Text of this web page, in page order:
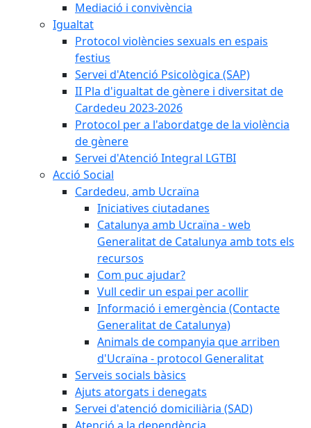
Mediació i convivència
Igualtat
Protocol violències sexuals en espais
festius
Servei d'Atenció Psicològica (SAP)
II Pla d'igualtat de gènere i diversitat de
Cardedeu 2023-2026
Protocol per a l'abordatge de la violència
de gènere
Servei d'Atenció Integral LGTBI
Acció Social
Cardedeu, amb Ucraïna
Iniciatives ciutadanes
Catalunya amb Ucraïna - web
Generalitat de Catalunya amb tots els
recursos
Com puc ajudar?
Vull cedir un espai per acollir
Informació i emergència (Contacte
Generalitat de Catalunya)
Animals de companyia que arriben
d'Ucraïna - protocol Generalitat
Serveis socials bàsics
Ajuts atorgats i denegats
Servei d'atenció domiciliària (SAD)